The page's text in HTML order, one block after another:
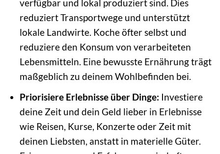
verfügbar und lokal produziert sind. Dies
reduziert Transportwege und unterstützt
lokale Landwirte. Koche öfter selbst und
reduziere den Konsum von verarbeiteten
Lebensmitteln. Eine bewusste Ernährung trägt
maßgeblich zu deinem Wohlbefinden bei.
Priorisiere Erlebnisse über Dinge: Investiere
deine Zeit und dein Geld lieber in Erlebnisse
wie Reisen, Kurse, Konzerte oder Zeit mit
deinen Liebsten, anstatt in materielle Güter.